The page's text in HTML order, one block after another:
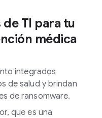
TI para tu
médica
integrados
de salud y brindan
de ransomware.
que es una